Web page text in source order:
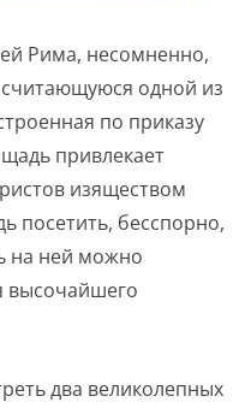
Рима, несомненно,
одной из
по приказу
привлекает
изяществом
посетить, бесспорно,
на ней можно
высочайшего
два великолепных